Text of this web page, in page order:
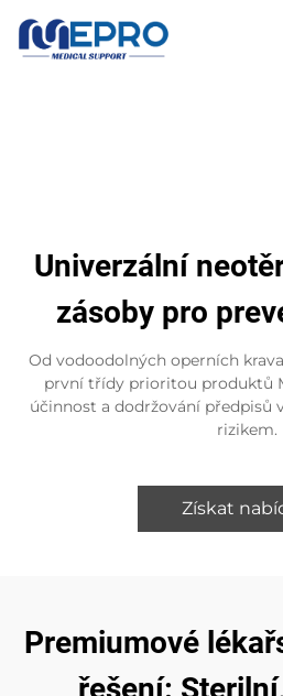
Univerzální
zásoby pro
Od vodoodolných operních
první třídy prioritou produktů
účinnost a dodržování předpisů
rizikem.
Získat
Premiumové